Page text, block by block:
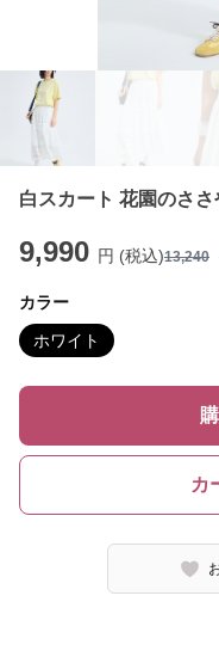
白スカート 花園のさ
9,990 円 (税込)13,240
カラー
ホワイト
カ